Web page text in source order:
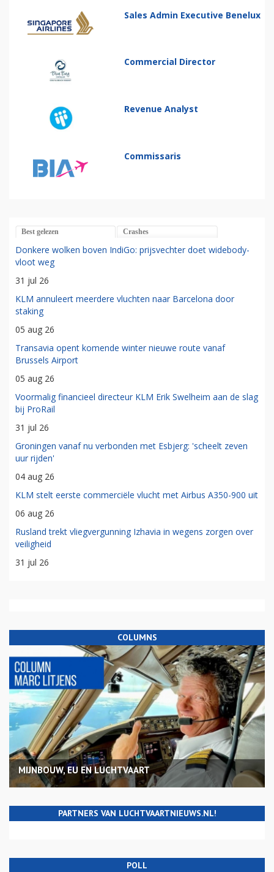
Sales Admin Executive Benelux
Commercial Director
Revenue Analyst
Commissaris
Best gelezen Crashes
Donkere wolken boven IndiGo: prijsvechter doet widebody-
vloot weg
31 jul 26
KLM annuleert meerdere vluchten naar Barcelona door
staking
05 aug 26
Transavia opent komende winter nieuwe route vanaf
Brussels Airport
05 aug 26
Voormalig financieel directeur KLM Erik Swelheim aan de slag
bij ProRail
31 jul 26
Groningen vanaf nu verbonden met Esbjerg: 'scheelt zeven
uur rijden'
04 aug 26
KLM stelt eerste commerciële vlucht met Airbus A350-900 uit
06 aug 26
Rusland trekt vliegvergunning Izhavia in wegens zorgen over
veiligheid
31 jul 26
COLUMNS
MIJNBOUW, EU EN LUCHTVAART
PARTNERS VAN LUCHTVAARTNIEUWS.NL!
POLL